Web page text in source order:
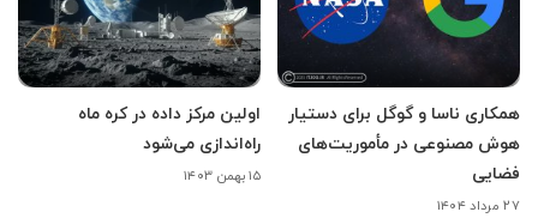
همکاری ناسا و گوگل برای دستیار
هوش مصنوعی در مأموریت‌های
فضایی
۲۷ مرداد ۱۴۰۴
اولین مرکز داده در کره ماه
راه‌اندازی می‌شود
۱۵ بهمن ۱۴۰۳